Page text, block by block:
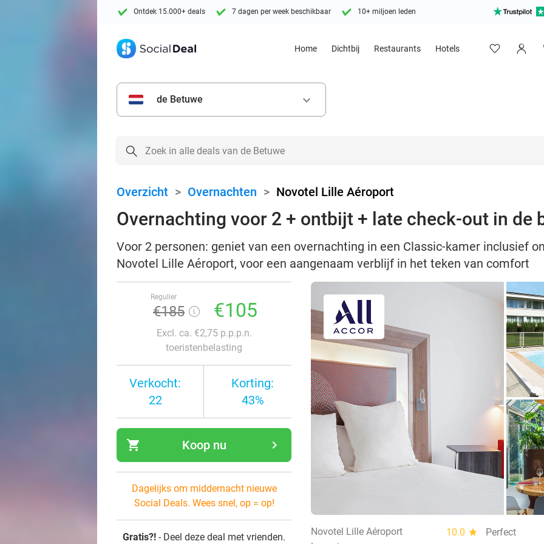
Ontdek 15.000+ deals 7 dagen per week beschikbaar 10+ miljoen leden
Home Dichtbij Restaurants Hotels
de Betuwe keyboard_arrow_down
Overzicht > Overnachten > Novotel Lille Aéroport
Overnachting voor 2 + ontbijt + late check-out in de
Voor 2 personen: geniet van een overnachting in een Classic-kamer inclusief
Novotel Lille Aéroport, voor een aangenaam verblijf in het teken van comfort
Regulier
€185 €105
Excl. ca. €2,75 p.p.p.n.
toeristenbelasting
Verkocht:
22
Korting:
43%
shopping_cart navigate_next
Koop nu
Dagelijks om middernacht nieuwe
Social Deals. Wees snel, op = op!
Gratis?! - Deel deze deal met vrienden.
Novotel Lille Aéroport 10.0 star
Perfect